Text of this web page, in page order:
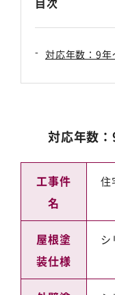
対応年数：9
対応年数
工事件
名
住
屋根塗
装仕様
シ